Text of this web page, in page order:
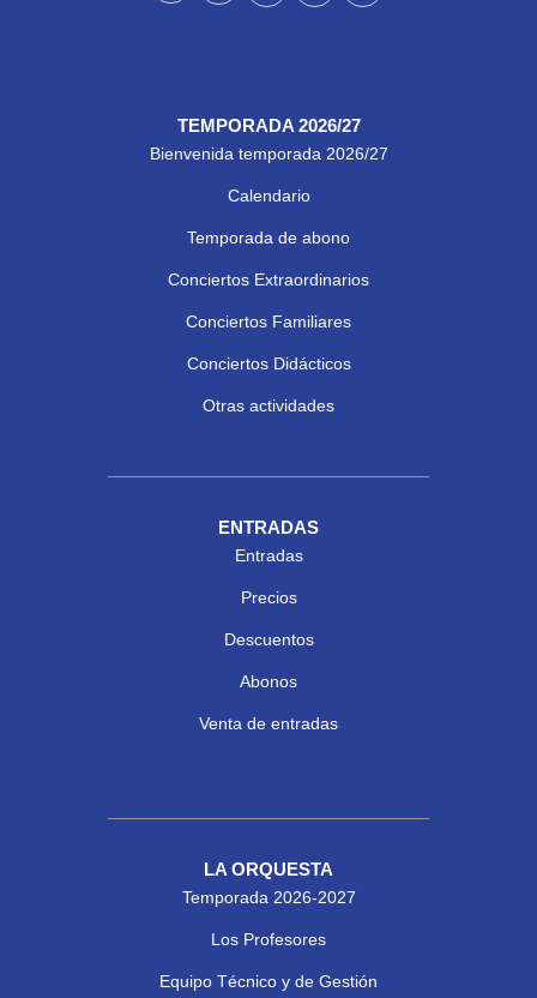
TEMPORADA 2026/27
Bienvenida temporada 2026/27
Calendario
Temporada de abono
Conciertos Extraordinarios
Conciertos Familiares
Conciertos Didácticos
Otras actividades
ENTRADAS
Entradas
Precios
Descuentos
Abonos
Venta de entradas
LA ORQUESTA
Temporada 2026-2027
Los Profesores
Equipo Técnico y de Gestión